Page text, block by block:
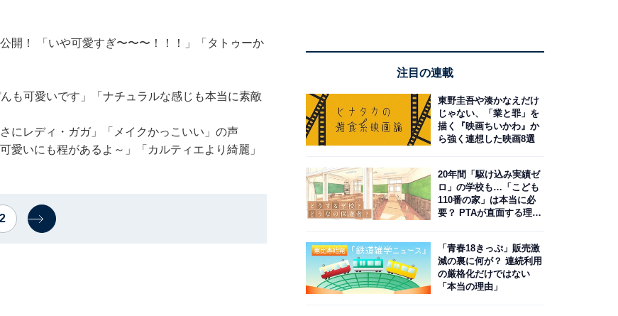
開！ 「いや可愛すぎ〜〜〜！！！」「タトゥーか
も可愛いです」「ナチュラルな感じも本当に素敵
にレディ・ガガ」「メイクかっこいい」の声
愛いにも程があるよ～」「カルティエより綺麗」
2
注目の連載
東野圭吾や湊かなえだけ
じゃない、「業と罪」を
描く『映画ちいかわ』か
ら強く連想した映画8選
20年間「駆け込み実績ゼ
ロ」の学校も…「こども
110番の家」は本当に必
要？ PTAが直面する理想
「青春18きっぷ」販売激
減の裏に何が？ 連続利用
の厳格化だけではない
「本当の理由」